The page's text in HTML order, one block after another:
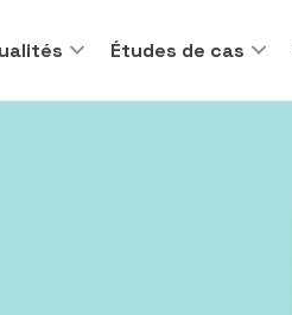
Études de cas